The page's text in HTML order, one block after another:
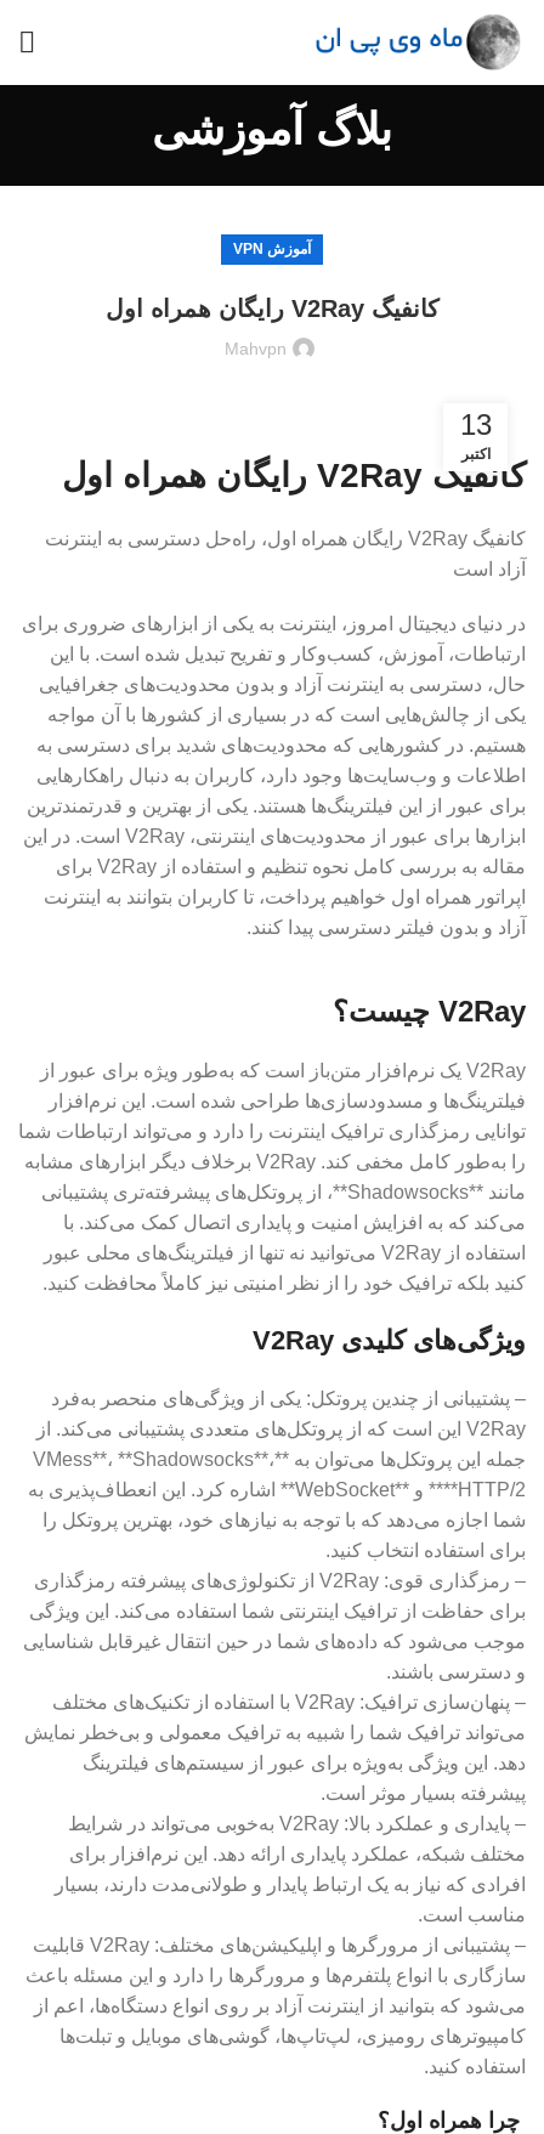
بلاگ آموزشی
آموزش VPN
کانفیگ V2Ray رایگان همراه اول
Mahvpn
13
اکتبر
کانفیگ V2Ray رایگان همراه اول
کانفیگ V2Ray رایگان همراه اول، راه‌حل دسترسی به اینترنت
آزاد است
در دنیای دیجیتال امروز، اینترنت به یکی از ابزارهای ضروری برای
ارتباطات، آموزش، کسب‌وکار و تفریح تبدیل شده است. با این
حال، دسترسی به اینترنت آزاد و بدون محدودیت‌های جغرافیایی
یکی از چالش‌هایی است که در بسیاری از کشورها با آن مواجه
هستیم. در کشورهایی که محدودیت‌های شدید برای دسترسی به
اطلاعات و وب‌سایت‌ها وجود دارد، کاربران به دنبال راهکارهایی
برای عبور از این فیلترینگ‌ها هستند. یکی از بهترین و قدرتمندترین
ابزارها برای عبور از محدودیت‌های اینترنتی، V2Ray است. در این
مقاله به بررسی کامل نحوه تنظیم و استفاده از V2Ray برای
اپراتور همراه اول خواهیم پرداخت، تا کاربران بتوانند به اینترنت
آزاد و بدون فیلتر دسترسی پیدا کنند.
V2Ray چیست؟
V2Ray یک نرم‌افزار متن‌باز است که به‌طور ویژه برای عبور از
فیلترینگ‌ها و مسدودسازی‌ها طراحی شده است. این نرم‌افزار
توانایی رمزگذاری ترافیک اینترنت را دارد و می‌تواند ارتباطات شما
را به‌طور کامل مخفی کند. V2Ray برخلاف دیگر ابزارهای مشابه
مانند **Shadowsocks**، از پروتکل‌های پیشرفته‌تری پشتیبانی
می‌کند که به افزایش امنیت و پایداری اتصال کمک می‌کند. با
استفاده از V2Ray می‌توانید نه تنها از فیلترینگ‌های محلی عبور
کنید بلکه ترافیک خود را از نظر امنیتی نیز کاملاً محافظت کنید.
ویژگی‌های کلیدی V2Ray
– پشتیبانی از چندین پروتکل: یکی از ویژگی‌های منحصر به‌فرد
V2Ray این است که از پروتکل‌های متعددی پشتیبانی می‌کند. از
جمله این پروتکل‌ها می‌توان به **VMess**، **Shadowsocks**،
**HTTP/2** و **WebSocket** اشاره کرد. این انعطاف‌پذیری به
شما اجازه می‌دهد که با توجه به نیازهای خود، بهترین پروتکل را
برای استفاده انتخاب کنید.
– رمزگذاری قوی: V2Ray از تکنولوژی‌های پیشرفته رمزگذاری
برای حفاظت از ترافیک اینترنتی شما استفاده می‌کند. این ویژگی
موجب می‌شود که داده‌های شما در حین انتقال غیرقابل شناسایی
و دسترسی باشند.
– پنهان‌سازی ترافیک: V2Ray با استفاده از تکنیک‌های مختلف
می‌تواند ترافیک شما را شبیه به ترافیک معمولی و بی‌خطر نمایش
دهد. این ویژگی به‌ویژه برای عبور از سیستم‌های فیلترینگ
پیشرفته بسیار موثر است.
– پایداری و عملکرد بالا: V2Ray به‌خوبی می‌تواند در شرایط
مختلف شبکه، عملکرد پایداری ارائه دهد. این نرم‌افزار برای
افرادی که نیاز به یک ارتباط پایدار و طولانی‌مدت دارند، بسیار
مناسب است.
– پشتیبانی از مرورگرها و اپلیکیشن‌های مختلف: V2Ray قابلیت
سازگاری با انواع پلتفرم‌ها و مرورگرها را دارد و این مسئله باعث
می‌شود که بتوانید از اینترنت آزاد بر روی انواع دستگاه‌ها، اعم از
کامپیوترهای رومیزی، لپ‌تاپ‌ها، گوشی‌های موبایل و تبلت‌ها
استفاده کنید.
چرا همراه اول؟